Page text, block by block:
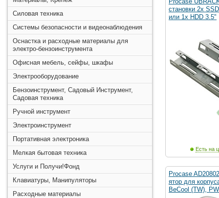
Силовая техника
Системы безопасности и видеонаблюдения
Оснастка и расходные материалы для
электро-бензоинструмента
Офисная мебель, сейфы, шкафы
Электрооборудование
Бензоинструмент, Садовый Инструмент,
Садовая техника
Ручной инструмент
Электроинструмент
Портативная электроника
Мелкая бытовая техника
Услуги и Получи!Фонд
Клавиатуры, Манипуляторы
Расходные материалы
становки 2х
или 1х HDD 3.5"
Есть на
Procase
ятор для
BeCool (TW),